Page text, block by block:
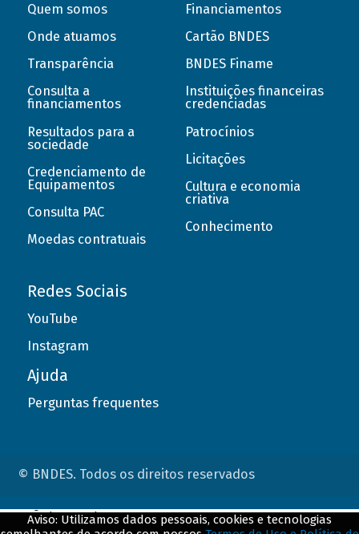
Quem somos
Onde atuamos
Transparência
Consulta a
financiamentos
Resultados para a
sociedade
Credenciamento de
Equipamentos
Consulta PAC
Moedas contratuais
Financiamentos
Cartão BNDES
BNDES Finame
Instituições financeiras
credenciadas
Patrocínios
Licitações
Cultura e economia
criativa
Conhecimento
Redes Sociais
YouTube
Instagram
Ajuda
Perguntas frequentes
© BNDES. Todos os direitos reservados
Aviso: Utilizamos dados pessoais, cookies e tecnologias
ConteÃºdo complementar